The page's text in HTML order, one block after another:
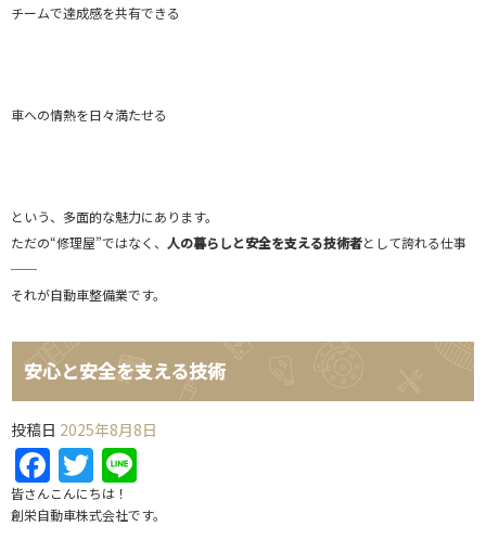
チームで達成感を共有できる
車への情熱を日々満たせる
という、多面的な魅力にあります。
ただの“修理屋”ではなく、 人の暮らしと安全を支える技術者として誇れる仕事
──
それが自動車整備業です。
安心と安全を支える技術
投稿日 2025年8月8日
Facebook
Twitter
皆さんこんにちは！
創栄自動車株式会社です。